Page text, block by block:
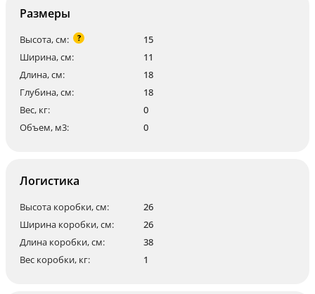
Размеры
Высота, см: ?
15
Ширина, см:
11
Длина, см:
18
Глубина, см:
18
Вес, кг:
0
Объем, м3:
0
Логистика
Высота коробки, см:
26
Ширина коробки, см:
26
Длина коробки, см:
38
Вес коробки, кг:
1